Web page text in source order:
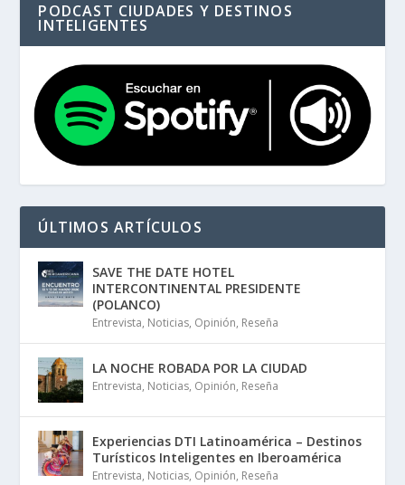
PODCAST CIUDADES Y DESTINOS
INTELIGENTES
ÚLTIMOS ARTÍCULOS
SAVE THE DATE HOTEL
INTERCONTINENTAL PRESIDENTE
(POLANCO)
Entrevista, Noticias, Opinión, Reseña
LA NOCHE ROBADA POR LA CIUDAD
Entrevista, Noticias, Opinión, Reseña
Experiencias DTI Latinoamérica – Destinos
Turísticos Inteligentes en Iberoamérica
Entrevista, Noticias, Opinión, Reseña